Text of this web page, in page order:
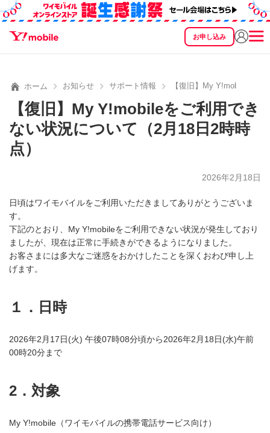
お申し込み
SEARCH
ホーム お知らせ サポート情報 【復旧】My Y!mobileをご
【復旧】My Y!mobileをご利用でき
ない状況について（2月18日2時時
点）
2026年2月18日
日頃はワイモバイルをご利用いただきましてありがとうございま
す。
下記のとおり、My Y!mobileをご利用できない状況が発生しており
ましたが、現在は正常に手続きができるようになりました。
お客さまには多大なご迷惑をおかけしたことを深くおわび申し上
げます。
１．日時
2026年2月17日(火) 午後07時08分頃から2026年2月18日(水)午前
00時20分まで
2．対象
My Y!mobile（ワイモバイルの携帯電話サービス向け）